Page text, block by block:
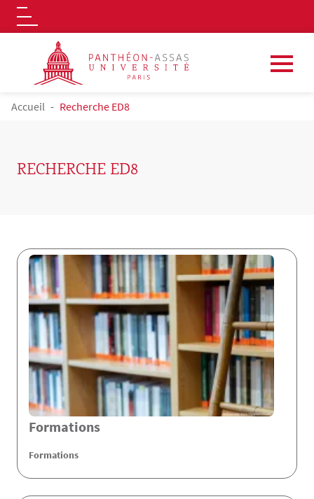
Aller au contenu principal
Logo
FIL D'ARIANE
Accueil Recherche ED8
RECHERCHE ED8
Contenu
Formations
Formations